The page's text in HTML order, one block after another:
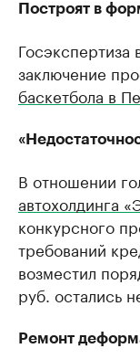
Построят в
Госэкспертиза
заключение
баскетбола в
В отношении
автохолдинга
конкурсного
требований
возместил
руб. остались
Ремонт